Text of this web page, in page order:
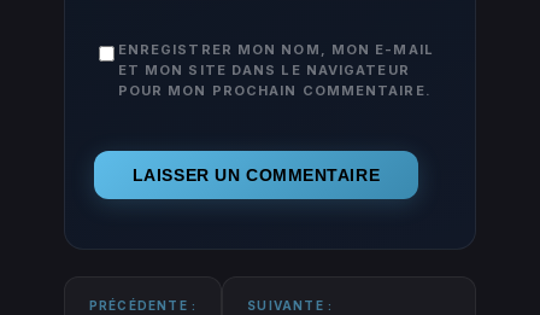
ENREGISTRER MON NOM, MON E-MAIL
ET MON SITE DANS LE NAVIGATEUR
POUR MON PROCHAIN COMMENTAIRE.
PRÉCÉDENTE : SUIVANTE :